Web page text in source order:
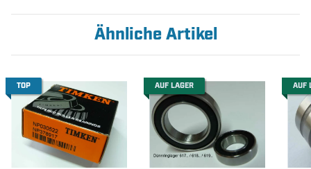
Ähnliche Artikel
TOP AUF LAGER AUF